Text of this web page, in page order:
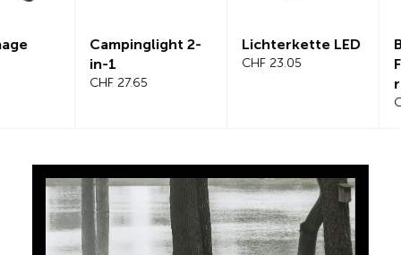
Campinglight 2-
Lichterkette LED
Beeline
r
CHF 101.65